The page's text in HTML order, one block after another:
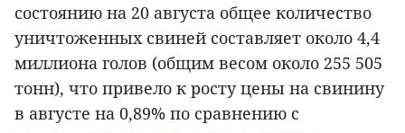
состоянию на 20 августа общее количество
уничтоженных свиней составляет около 4,4
миллиона голов (общим весом около 255 505
тонн), что привело к росту цены на свинину
в августе на 0,89% по сравнению с